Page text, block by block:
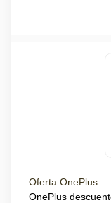
Oferta OnePlus
OnePlus